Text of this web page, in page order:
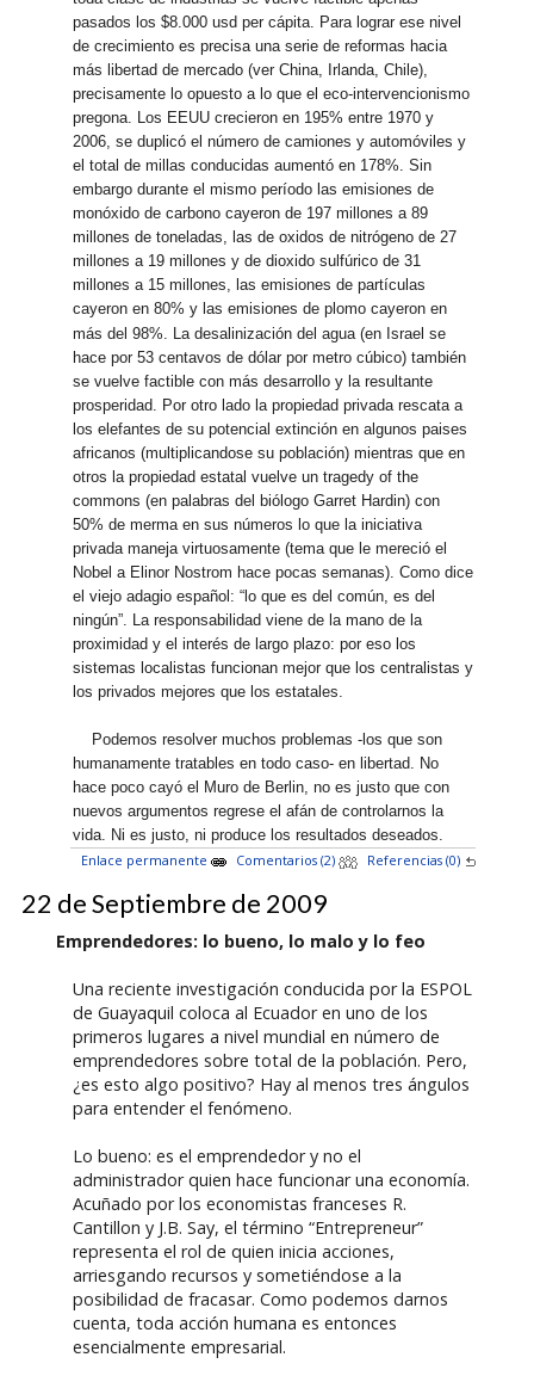
pasados los $8.000 usd per cápita. Para lograr ese nivel
de crecimiento es precisa una serie de reformas hacia
más libertad de mercado (ver China, Irlanda, Chile),
precisamente lo opuesto a lo que el eco-intervencionismo
pregona. Los EEUU crecieron en 195% entre 1970 y
2006, se duplicó el número de camiones y automóviles y
el total de millas conducidas aumentó en 178%. Sin
embargo durante el mismo período las emisiones de
monóxido de carbono cayeron de 197 millones a 89
millones de toneladas, las de oxidos de nitrógeno de 27
millones a 19 millones y de dioxido sulfúrico de 31
millones a 15 millones, las emisiones de partículas
cayeron en 80% y las emisiones de plomo cayeron en
más del 98%. La desalinización del agua (en Israel se
hace por 53 centavos de dólar por metro cúbico) también
se vuelve factible con más desarrollo y la resultante
prosperidad. Por otro lado la propiedad privada rescata a
los elefantes de su potencial extinción en algunos paises
africanos (multiplicandose su población) mientras que en
otros la propiedad estatal vuelve un tragedy of the
commons (en palabras del biólogo Garret Hardin) con
50% de merma en sus números lo que la iniciativa
privada maneja virtuosamente (tema que le mereció el
Nobel a Elinor Nostrom hace pocas semanas). Como dice
el viejo adagio español: “lo que es del común, es del
ningún”. La responsabilidad viene de la mano de la
proximidad y el interés de largo plazo: por eso los
sistemas localistas funcionan mejor que los centralistas y
los privados mejores que los estatales.
Podemos resolver muchos problemas -los que son
humanamente tratables en todo caso- en libertad. No
hace poco cayó el Muro de Berlin, no es justo que con
nuevos argumentos regrese el afán de controlarnos la
vida. Ni es justo, ni produce los resultados deseados.
Enlace permanente
Comentarios (2) Referencias (0)
22 de Septiembre de 2009
Emprendedores: lo bueno, lo malo y lo feo
Una reciente investigación conducida por la ESPOL
de Guayaquil coloca al Ecuador en uno de los
primeros lugares a nivel mundial en número de
emprendedores sobre total de la población. Pero,
¿es esto algo positivo? Hay al menos tres ángulos
para entender el fenómeno.
Lo bueno: es el emprendedor y no el
administrador quien hace funcionar una economía.
Acuñado por los economistas franceses R.
Cantillon y J.B. Say, el término “Entrepreneur”
representa el rol de quien inicia acciones,
arriesgando recursos y sometiéndose a la
posibilidad de fracasar. Como podemos darnos
cuenta, toda acción humana es entonces
esencialmente empresarial.